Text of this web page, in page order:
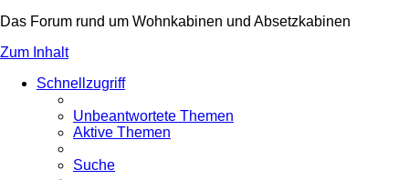
Das Forum rund um Wohnkabinen und Absetzkabinen
Zum Inhalt
Schnellzugriff
Unbeantwortete Themen
Aktive Themen
Suche